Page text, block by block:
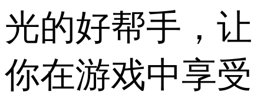
光的好帮手，让
你在游戏中享受